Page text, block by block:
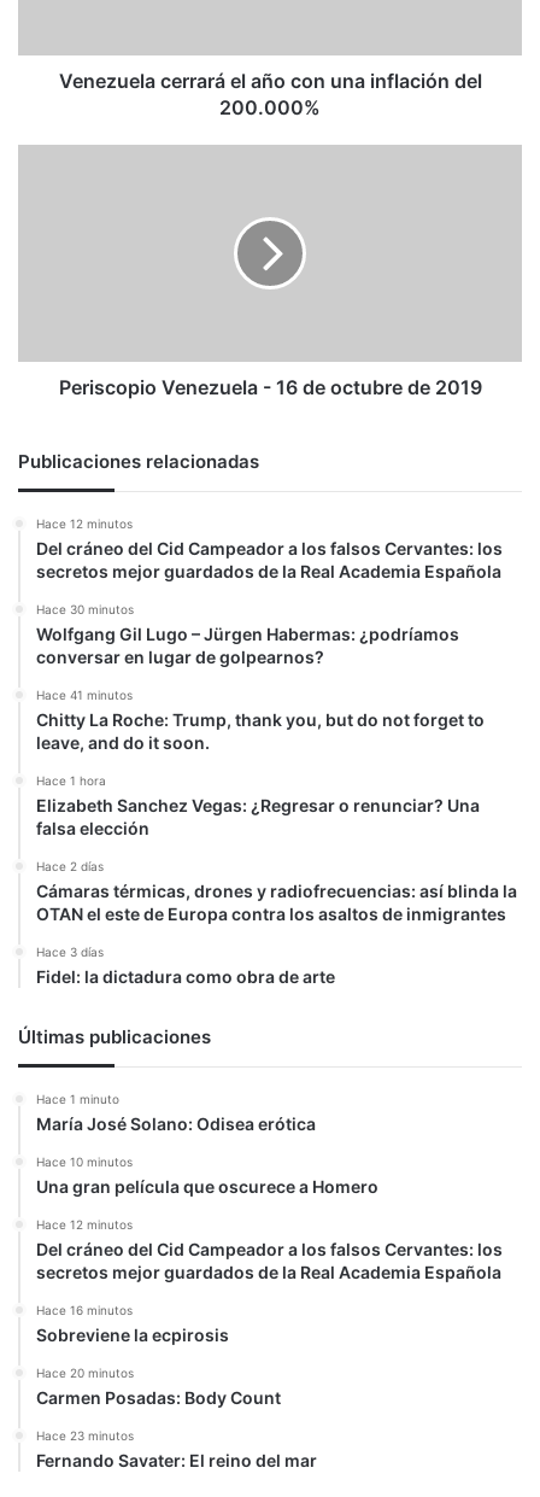
200.000%
Venezuela cerrará el año con una inflación del
200.000%
Periscopio Venezuela - 16 de octubre de 2019
Publicaciones relacionadas
Hace 12 minutos
Del cráneo del Cid Campeador a los falsos Cervantes: los
secretos mejor guardados de la Real Academia Española
Hace 30 minutos
Wolfgang Gil Lugo – Jürgen Habermas: ¿podríamos
conversar en lugar de golpearnos?
Hace 41 minutos
Chitty La Roche: Trump, thank you, but do not forget to
leave, and do it soon.
Hace 1 hora
Elizabeth Sanchez Vegas: ¿Regresar o renunciar? Una
falsa elección
Hace 2 días
Cámaras térmicas, drones y radiofrecuencias: así blinda la
OTAN el este de Europa contra los asaltos de inmigrantes
Hace 3 días
Fidel: la dictadura como obra de arte
Últimas publicaciones
Hace 1 minuto
María José Solano: Odisea erótica
Hace 10 minutos
Una gran película que oscurece a Homero
Hace 12 minutos
Del cráneo del Cid Campeador a los falsos Cervantes: los
secretos mejor guardados de la Real Academia Española
Hace 16 minutos
Sobreviene la ecpirosis
Hace 20 minutos
Carmen Posadas: Body Count
Hace 23 minutos
Fernando Savater: El reino del mar